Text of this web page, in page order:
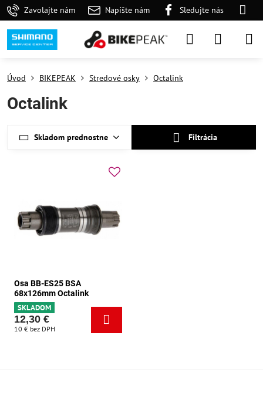
Zavolajte nám Napíšte nám Sledujte nás
Úvod BIKEPEAK Stredové osky Octalink
Octalink
Skladom prednostne Filtrácia
Osa BB-ES25 BSA
68x126mm Octalink
SKLADOM
12,30 €
10 € bez DPH